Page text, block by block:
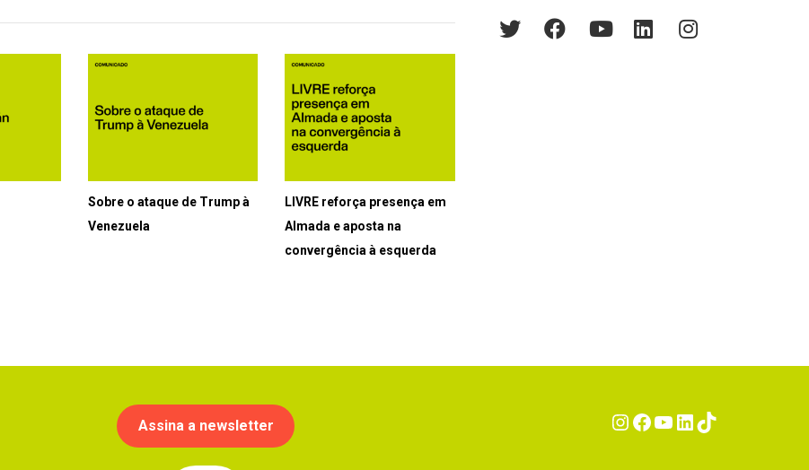
Sobre o ataque de Trump à
Venezuela
LIVRE reforça presença em
Almada e aposta na
convergência à esquerda
Assina a newsletter
Instagram
Facebook
YouTube
LinkedIn